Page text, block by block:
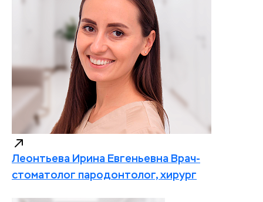
Леонтьева Ирина Евгеньевна Врач-
стоматолог пародонтолог, хирург